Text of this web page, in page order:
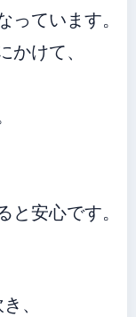
ています。
けて、
安心です。
、